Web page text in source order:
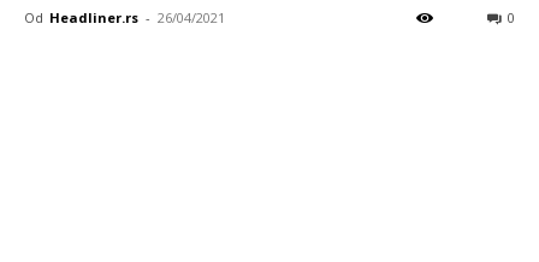
Od Headliner.rs - 26/04/2021 0